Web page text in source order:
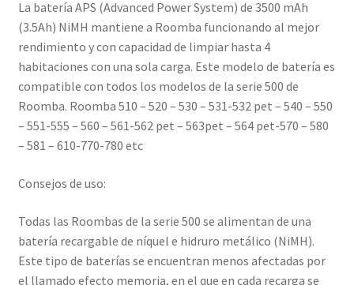
La batería APS (Advanced Power System) de 3500 mAh
(3.5Ah) NiMH mantiene a Roomba funcionando al mejor
rendimiento y con capacidad de limpiar hasta 4
habitaciones con una sola carga. Este modelo de batería es
compatible con todos los modelos de la serie 500 de
Roomba. Roomba 510 – 520 – 530 – 531-532 pet – 540 – 550
– 551-555 – 560 – 561-562 pet – 563pet – 564 pet-570 – 580
– 581 – 610-770-780 etc
Consejos de uso:
Todas las Roombas de la serie 500 se alimentan de una
batería recargable de níquel e hidruro metálico (NiMH).
Este tipo de baterías se encuentran menos afectadas por
el llamado efecto memoria, en el que en cada recarga se